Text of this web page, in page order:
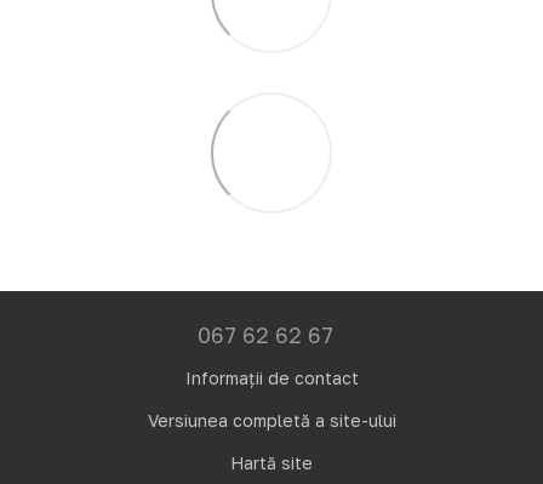
067 62 62 67
Informații de contact
Versiunea completă a site-ului
Hartă site